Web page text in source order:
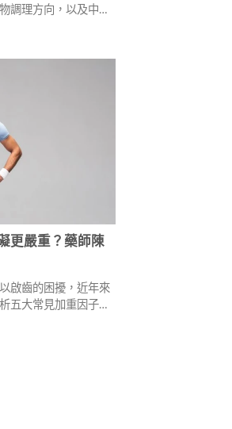
調理方向，以及中醫
更嚴重？藥師陳
啟齒的困擾，近年來
五大常見加重因子，